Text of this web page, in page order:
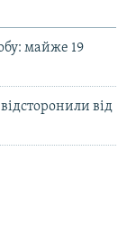
майже 19
від